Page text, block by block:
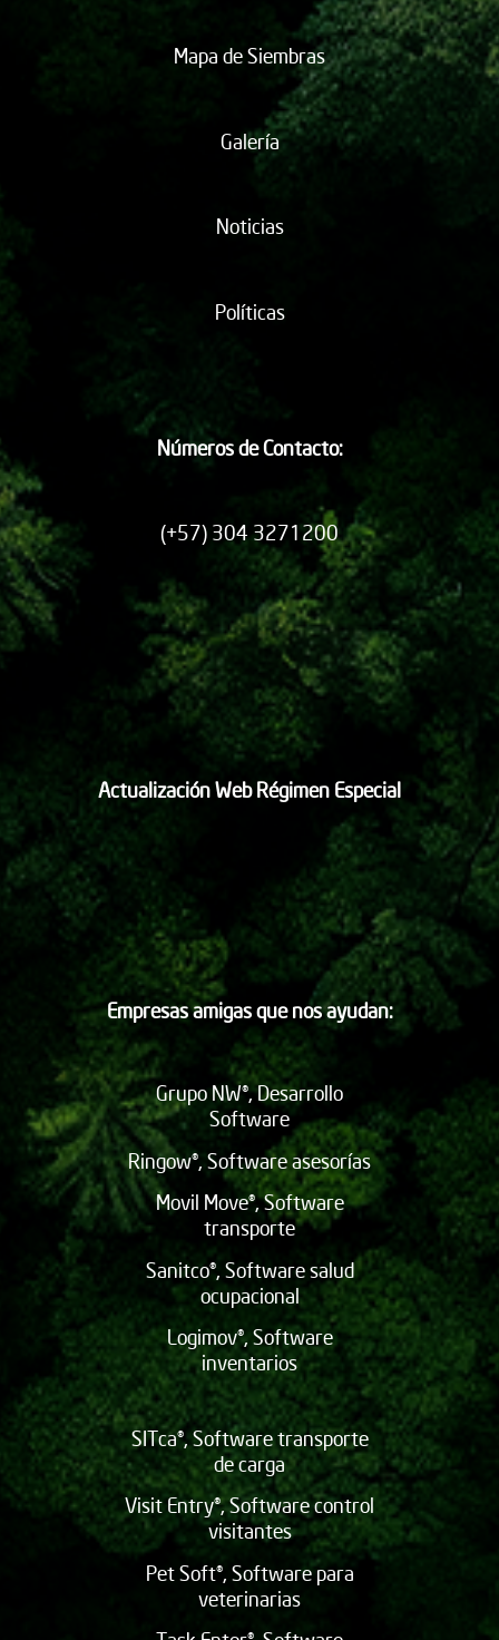
Mapa de Siembras
Galería
Noticias
Políticas
Números de Contacto:
(+57) 304 3271200
Actualización Web Régimen Especial
Empresas amigas que nos ayudan:
Grupo NW®, Desarrollo
Software
Ringow®, Software asesorías
Movil Move®, Software
transporte
Sanitco®, Software salud
ocupacional
Logimov®, Software
inventarios
SITca®, Software transporte
de carga
Visit Entry®, Software control
visitantes
Pet Soft®, Software para
veterinarias